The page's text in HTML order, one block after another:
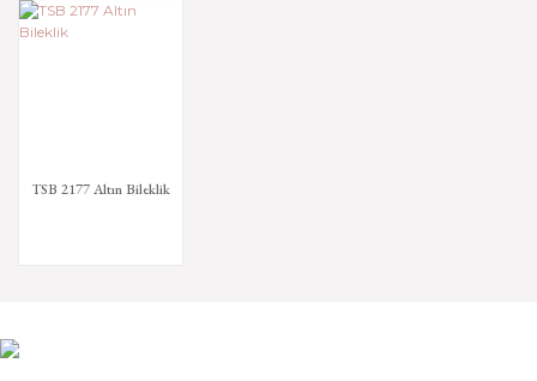
TSB 2177 Altın Bileklik